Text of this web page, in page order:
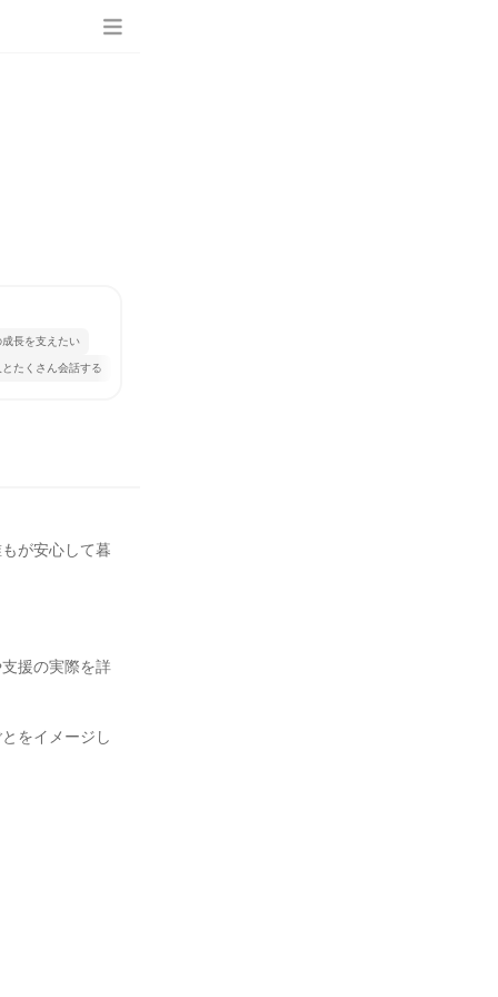
成長を支えたい
とたくさん会話する
が安心して暮
援の実際を詳
をイメージし